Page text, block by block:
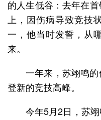
的人生低谷：去年在
上，因伤病导致竞技
一，他当时发誓，从
来。
一年来，苏翊鸣
登新的竞技高峰。
今年5月2日，苏